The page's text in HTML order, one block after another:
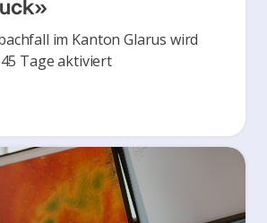
im Kanton Glarus wird
Tage aktiviert